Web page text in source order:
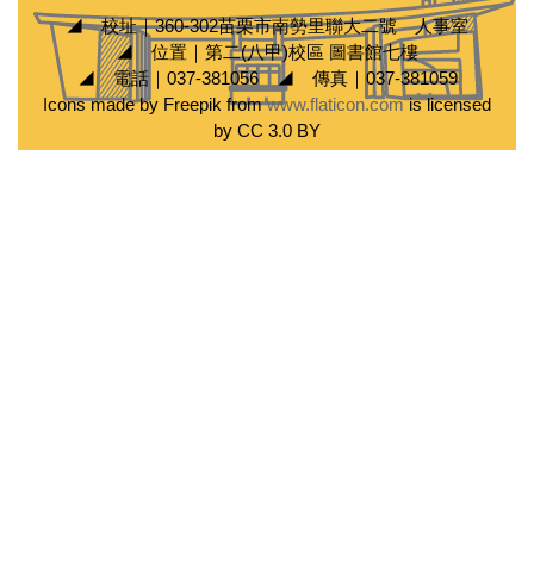
◢ 校址｜360-302苗栗市南勢里聯大二號 人事室
◢ 位置｜第二(八甲)校區 圖書館七樓
◢ 電話｜037-381056 ◢ 傳真｜037-381059
Icons made by Freepik fromwww.flaticon.comis licensed
by CC 3.0 BY